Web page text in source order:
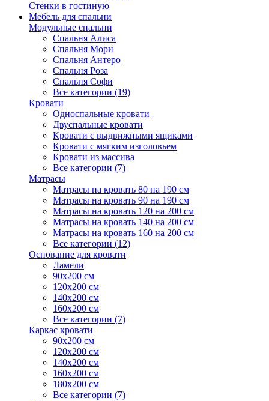
Стенки в гостиную
Мебель для спальни
Модульные спальни
Спальня Алиса
Спальня Мори
Спальня Антеро
Спальня Роза
Спальня Софи
Все категории (19)
Кровати
Односпальные кровати
Двуспальные кровати
Кровати с выдвижными ящиками
Кровати с мягким изголовьем
Кровати из массива
Все категории (7)
Матрасы
Матрасы на кровать 80 на 190 см
Матрасы на кровать 90 на 190 см
Матрасы на кровать 120 на 200 см
Матрасы на кровать 140 на 200 см
Матрасы на кровать 160 на 200 см
Все категории (12)
Основание для кровати
Ламели
90х200 см
120х200 см
140х200 см
160х200 см
Все категории (7)
Каркас кровати
90х200 см
120х200 см
140х200 см
160х200 см
180х200 см
Все категории (7)